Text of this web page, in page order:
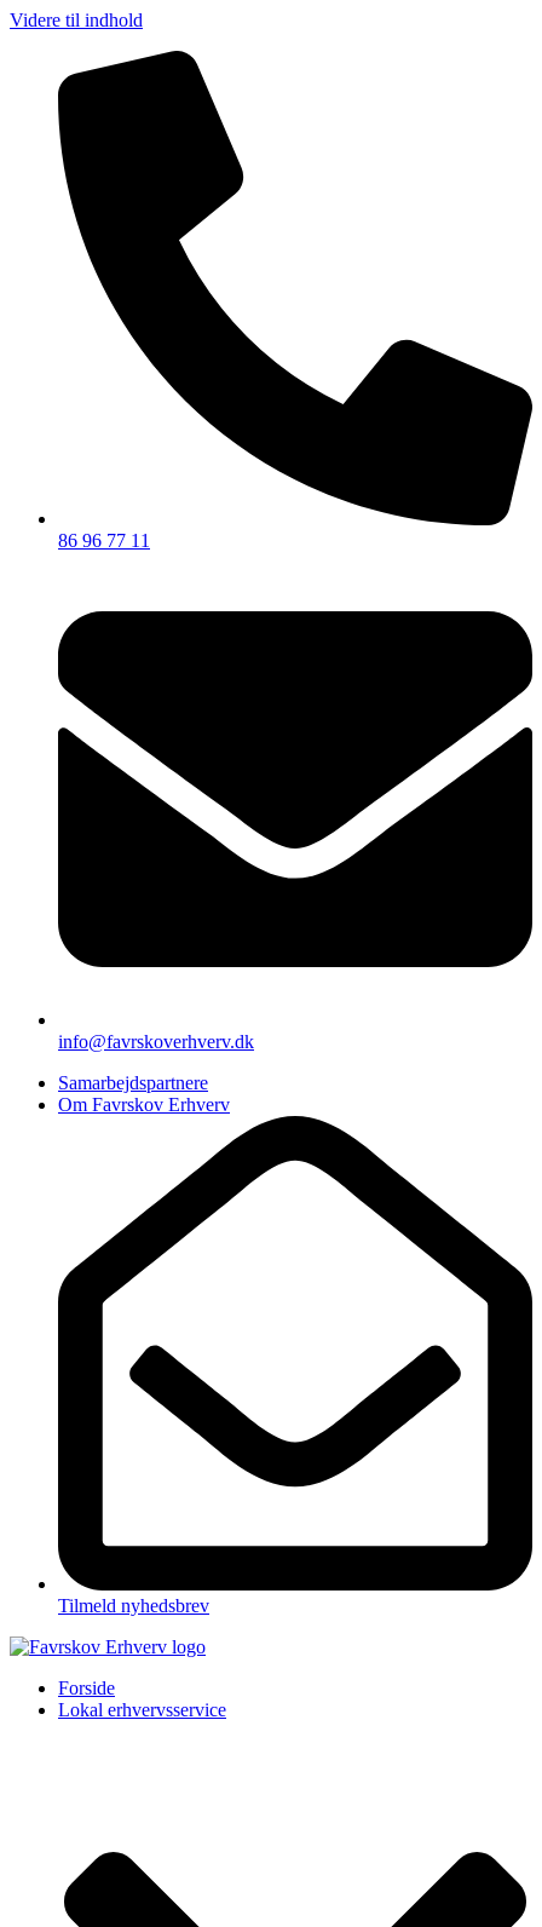
Videre til indhold
86 96 77 11
info@favrskoverhverv.dk
Samarbejdspartnere
Om Favrskov Erhverv
Tilmeld nyhedsbrev
Forside
Lokal erhvervsservice